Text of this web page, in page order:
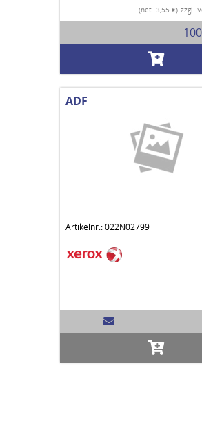
(net. 3,55 €) zzgl.
ADF
Artikelnr.: 022N02799